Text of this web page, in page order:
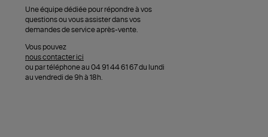
Une équipe dédiée pour répondre à vos
questions ou vous assister dans vos
demandes de service après-vente.
Vous pouvez
nous contacter ici
ou par téléphone au 04 91 44 61 67 du lundi
au vendredi de 9h à 18h.